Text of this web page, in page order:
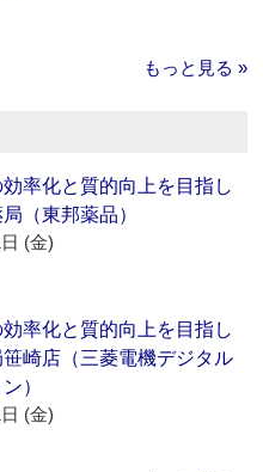
もっと見る »
効率化と質的向上を目指し
（東邦薬品）
(金)
効率化と質的向上を目指し
崎店（三菱電機デジタル
）
(金)